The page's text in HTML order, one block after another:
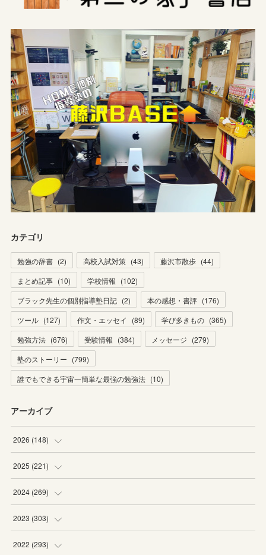
カテゴリ
勉強の辞書 (2) 高校入試対策 (43) 藤沢市散歩 (44)
まとめ記事 (10) 学校情報 (102)
ブラック先生の個別指導塾日記 (2) 本の感想・書評 (176)
ツール (127) 作文・エッセイ (89) 学び多きもの (365)
勉強方法 (676) 受験情報 (384) メッセージ (279)
塾のストーリー (799)
誰でもできる宇宙一簡単な最強の勉強法 (10)
アーカイブ
2026 (148)
(6)
(22
(20
(19
2025 (221)
(19
(20
(19
2024 (269)
(16
(16
2023 (303)
(27
2022 (293)